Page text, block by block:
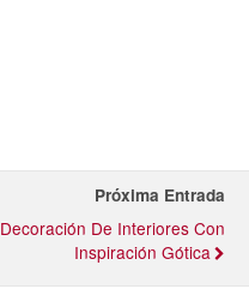
Próxima Entrada
Decoración De Interiores Con
Inspiración Gótica